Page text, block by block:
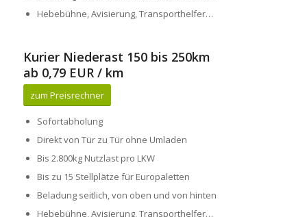
Hebebühne, Avisierung, Transporthelfer…
Kurier Niederast 150 bis 250km
ab 0,79 EUR / km
zum Preisrechner
Sofortabholung
Direkt von Tür zu Tür ohne Umladen
Bis 2.800kg Nutzlast pro LKW
Bis zu 15 Stellplätze für Europaletten
Beladung seitlich, von oben und von hinten
Hebebühne, Avisierung, Transporthelfer…